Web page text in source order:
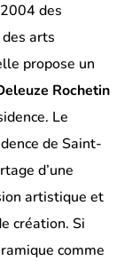
des
arts
propose un
Rochetin
Le
de Saint-
d’une
artistique et
création. Si
comme